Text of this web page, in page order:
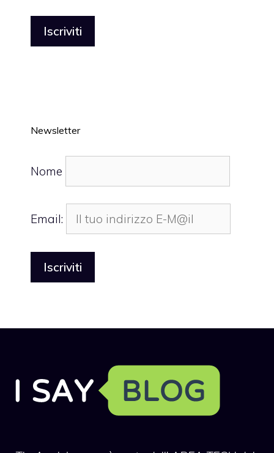
Newsletter
Nome
Email: